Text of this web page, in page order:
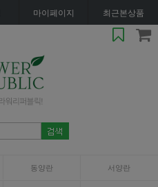
마이페이지 최근본상품
동양란 서양란